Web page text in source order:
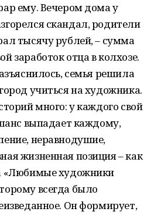
ему. Вечером дома у
скандал, родители
тысячу рублей, – сумма
заработок отца в колхозе.
семья решила
учиться на художника.
много: у каждого свой
выпадает каждому,
неравнодушие,
жизненная позиция – как
«Любимые художники
всегда было
Он формирует,